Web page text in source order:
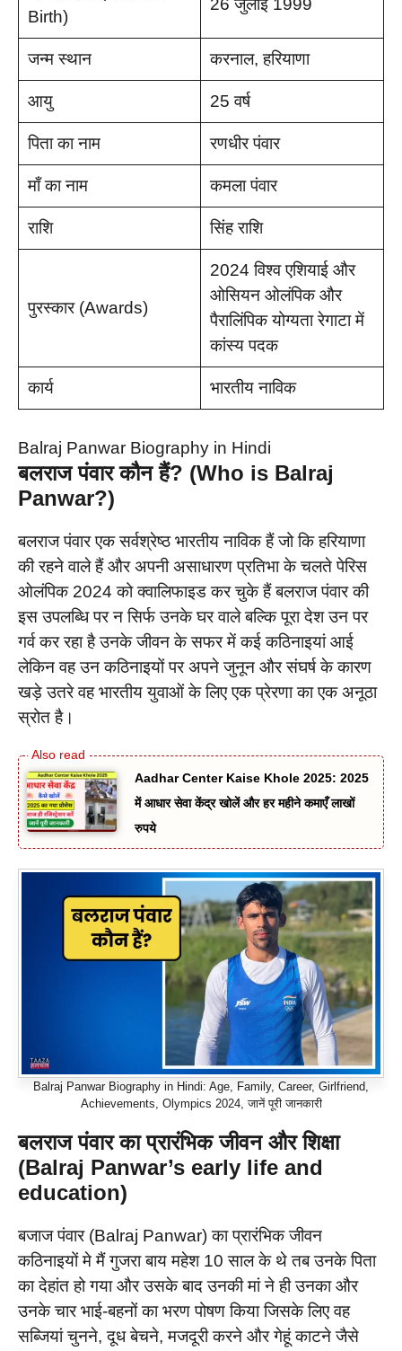
Birth)
26 जुलाई 1999
जन्म स्थान करनाल, हरियाणा
आयु 25 वर्ष
पिता का नाम रणधीर पंवार
माँ का नाम कमला पंवार
राशि सिंह राशि
पुरस्कार (Awards)
2024 विश्व एशियाई और
ओसियन ओलंपिक और
पैरालिंपिक योग्यता रेगाटा में
कांस्य पदक
कार्य भारतीय नाविक
Balraj Panwar Biography in Hindi
बलराज पंवार कौन हैं? (Who is Balraj
Panwar?)
बलराज पंवार एक सर्वश्रेष्ठ भारतीय नाविक हैं जो कि हरियाणा
की रहने वाले हैं और अपनी असाधारण प्रतिभा के चलते पेरिस
ओलंपिक 2024 को क्वालिफाइड कर चुके हैं बलराज पंवार की
इस उपलब्धि पर न सिर्फ उनके घर वाले बल्कि पूरा देश उन पर
गर्व कर रहा है उनके जीवन के सफर में कई कठिनाइयां आई
लेकिन वह उन कठिनाइयों पर अपने जुनून और संघर्ष के कारण
खड़े उतरे वह भारतीय युवाओं के लिए एक प्रेरणा का एक अनूठा
स्रोत है।
Aadhar Center Kaise Khole 2025: 2025
में आधार सेवा केंद्र खोलें और हर महीने कमाएँ लाखों
रुपये
Balraj Panwar Biography in Hindi: Age, Family, Career, Girlfriend,
Achievements, Olympics 2024, जानें पूरी जानकारी
बलराज पंवार का प्रारंभिक जीवन और शिक्षा
(Balraj Panwar’s early life and
education)
बजाज पंवार (Balraj Panwar) का प्रारंभिक जीवन
कठिनाइयों मे मैं गुजरा बाय महेश 10 साल के थे तब उनके पिता
का देहांत हो गया और उसके बाद उनकी मां ने ही उनका और
उनके चार भाई-बहनों का भरण पोषण किया जिसके लिए वह
सब्जियां चुनने, दूध बेचने, मजदूरी करने और गेहूं काटने जैसे